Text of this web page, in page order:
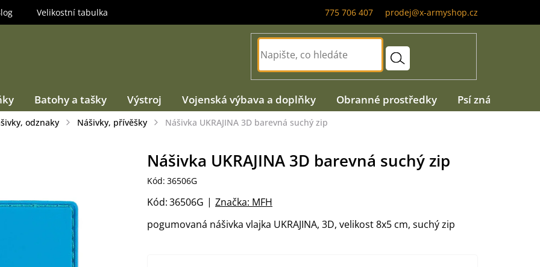
775 706 407 prodej@x-armyshop.cz
Velikostní tabulka
Batohy a tašky Výstroj Vojenská výbava a doplňky Obranné prostředky Psí známky
odznaky Nášivky, přívěšky Nášivka UKRAJINA 3D barevná suchý zip
pogumovaná nášivka vlajka UKRAJINA, 3D, velikost 8x5 cm, suchý zip
Nášivka UKRAJINA 3D barevná suchý zip
Kód: 36506G
Značka: MFH
Kód:36506G